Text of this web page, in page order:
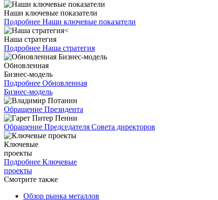
Наши ключевые показатели
Подробнее Наши ключевые показатели
Наша стратегия
Подробнее Наша стратегия
Обновленная
Бизнес-модель
Подробнее Обновленная
Бизнес-модель
Обращение Президента
Обращение Председателя Совета директоров
Ключевые
проекты
Подробнее Ключевые
проекты
Смотрите также
Обзор рынка металлов